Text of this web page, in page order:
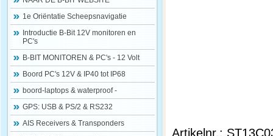
1e Oriëntatie Scheepsnavigatie
Introductie B-Bit 12V monitoren en
PC's
B-BIT MONITOREN & PC's - 12 Volt
Boord PC's 12V & IP40 tot IP68
boord-laptops & waterproof -
GPS: USB & PS/2 & RS232
AIS Receivers & Transponders
Artikelnr.: